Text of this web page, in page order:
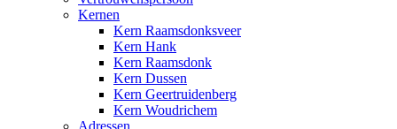
Kernen
Kern Raamsdonksveer
Kern Hank
Kern Raamsdonk
Kern Dussen
Kern Geertruidenberg
Kern Woudrichem
Adressen